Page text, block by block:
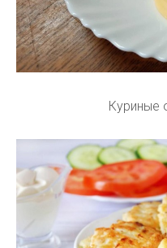
Куриные